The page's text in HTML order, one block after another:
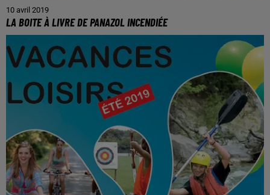
10 avril 2019
LA BOITE À LIVRE DE PANAZOL INCENDIÉE